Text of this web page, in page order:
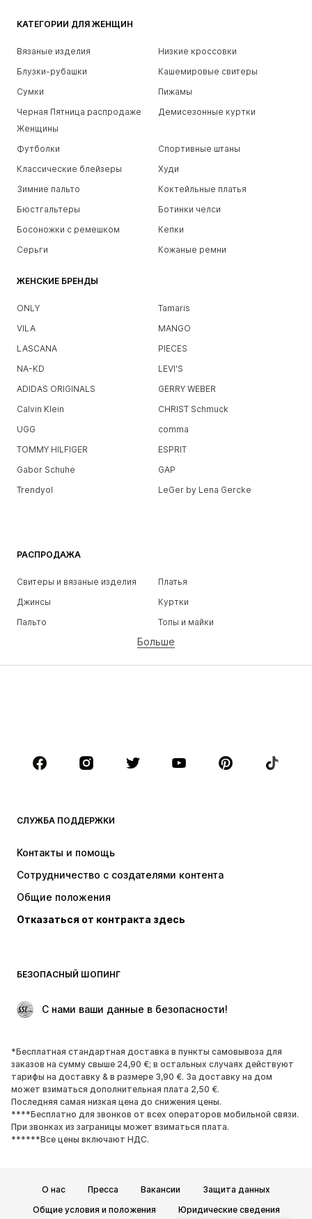
КАТЕГОРИИ ДЛЯ ЖЕНЩИН
Вязаные изделия
Низкие кроссовки
Блузки-рубашки
Кашемировые свитеры
Сумки
Пижамы
Черная Пятница распродаже
Женщины
Демисезонные куртки
Футболки
Спортивные штаны
Классические блейзеры
Худи
Зимние пальто
Коктейльные платья
Бюстгальтеры
Ботинки челси
Босоножки с ремешком
Кепки
Серьги
Кожаные ремни
ЖЕНСКИЕ БРЕНДЫ
ONLY
Tamaris
VILA
MANGO
LASCANA
PIECES
NA-KD
LEVI'S
ADIDAS ORIGINALS
GERRY WEBER
Calvin Klein
CHRIST Schmuck
UGG
comma
TOMMY HILFIGER
ESPRIT
Gabor Schuhe
GAP
Trendyol
LeGer by Lena Gercke
РАСПРОДАЖА
Свитеры и вязаные изделия
Платья
Джинсы
Куртки
Пальто
Топы и майки
Белье
Юбки
Блузки и туники
Аксессуары
Премиум
НОВИНКИ
Куртки
Белье
Пальто
Юбки
Поводы
ЭКСКЛЮЗИВ
ОБУВЬ
НОВИНКИ
Модные тенденции
Кроссовки и кеды
Ботинки
Лодочки и туфли на высоких
каблуках
Сапоги
Больше
СЛУЖБА ПОДДЕРЖКИ
Контакты и помощь
Сотрудничество с создателями контента
Общие положения
Отказаться от контракта здесь
БЕЗОПАСНЫЙ ШОПИНГ
С нами ваши данные в безопасности!
*Бесплатная стандартная доставка в пункты самовывоза для
заказов на сумму свыше 24,90 €; в остальных случаях действуют
тарифы на доставку & в размере 3,90 €. За доставку на дом
может взиматься дополнительная плата 2,50 €.
Последняя самая низкая цена до снижения цены.
****Бесплатно для звонков от всех операторов мобильной связи.
При звонках из заграницы может взиматься плата.
******Все цены включают НДС.
О нас Пресса Вакансии
Защита данных
Общие условия и положения
Юридические сведения